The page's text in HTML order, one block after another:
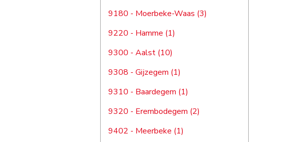
9180 - Moerbeke-Waas (3)
9220 - Hamme (1)
9300 - Aalst (10)
9308 - Gijzegem (1)
9310 - Baardegem (1)
9320 - Erembodegem (2)
9402 - Meerbeke (1)